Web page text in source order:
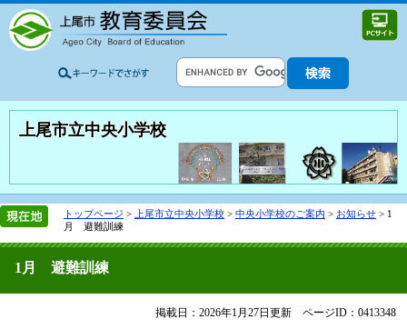
上尾市立中央小学校
トップページ > 上尾市立中央小学校 > 中央小学校のご案内 > お知らせ > 1
月 避難訓練
1月 避難訓練
掲載日：2026年1月27日更新 ページID：0413348